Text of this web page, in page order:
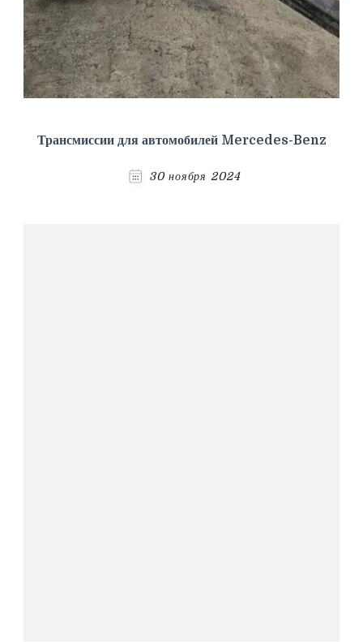
Трансмиссии для автомобилей Mercedes-Benz
30 ноября 2024